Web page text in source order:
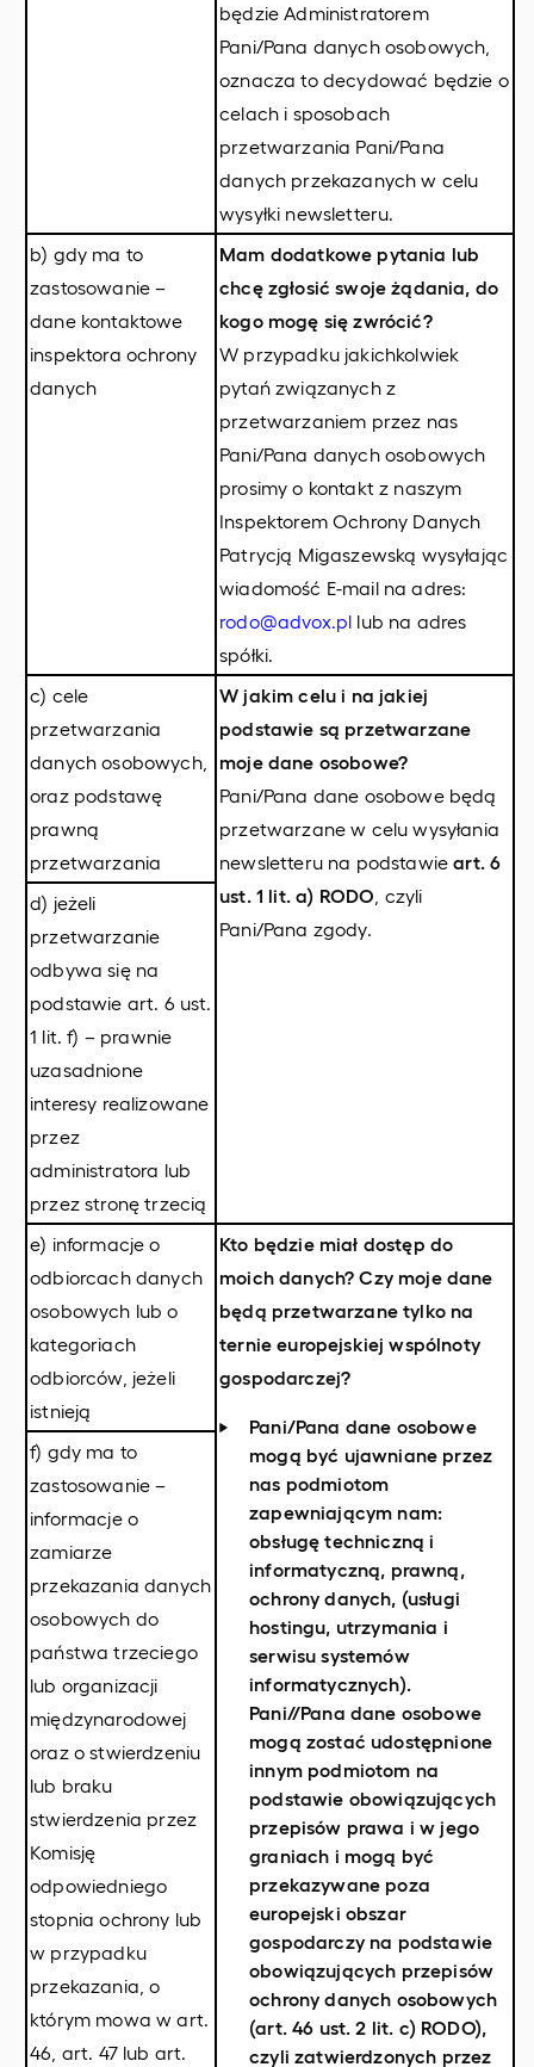
będzie Administratorem
Pani/Pana danych osobowych,
oznacza to decydować będzie o
celach i sposobach
przetwarzania Pani/Pana
danych przekazanych w celu
wysyłki newsletteru.
b) gdy ma to
zastosowanie –
dane kontaktowe
inspektora ochrony
danych
Mam dodatkowe pytania lub
chcę zgłosić swoje żądania, do
kogo mogę się zwrócić?
W przypadku jakichkolwiek
pytań związanych z
przetwarzaniem przez nas
Pani/Pana danych osobowych
prosimy o kontakt z naszym
Inspektorem Ochrony Danych
Patrycją Migaszewską wysyłając
wiadomość E-mail na adres:
rodo@advox.pl lub na adres
spółki.
c) cele
przetwarzania
danych osobowych,
oraz podstawę
prawną
przetwarzania
W jakim celu i na jakiej
podstawie są przetwarzane
moje dane osobowe?
Pani/Pana dane osobowe będą
przetwarzane w celu wysyłania
newsletteru na podstawieart. 6
ust. 1 lit. a) RODO , czyli
Pani/Pana zgody.
d) jeżeli
przetwarzanie
odbywa się na
podstawie art. 6 ust.
1 lit. f) – prawnie
uzasadnione
interesy realizowane
przez
administratora lub
przez stronę trzecią
e) informacje o
odbiorcach danych
osobowych lub o
kategoriach
odbiorców, jeżeli
istnieją
Kto będzie miał dostęp do
moich danych? Czy moje dane
będą przetwarzane tylko na
ternie europejskiej wspólnoty
gospodarczej?
Pani/Pana dane osobowe
mogą być ujawniane przez
nas podmiotom
zapewniającym nam:
obsługę techniczną i
informatyczną, prawną,
ochrony danych, (usługi
hostingu, utrzymania i
serwisu systemów
informatycznych).
Pani//Pana dane osobowe
mogą zostać udostępnione
innym podmiotom na
podstawie obowiązujących
przepisów prawa i w jego
graniach i mogą być
przekazywane poza
europejski obszar
gospodarczy na podstawie
obowiązujących przepisów
ochrony danych osobowych
(art. 46 ust. 2 lit. c) RODO),
czyli zatwierdzonych przez
f) gdy ma to
zastosowanie –
informacje o
zamiarze
przekazania danych
osobowych do
państwa trzeciego
lub organizacji
międzynarodowej
oraz o stwierdzeniu
lub braku
stwierdzenia przez
Komisję
odpowiedniego
stopnia ochrony lub
w przypadku
przekazania, o
którym mowa w art.
46, art. 47 lub art.